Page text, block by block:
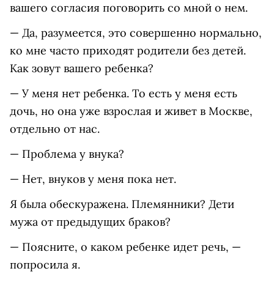
вашего согласия поговорить со мной о нем.
— Да, разумеется, это совершенно нормально,
ко мне часто приходят родители без детей.
Как зовут вашего ребенка?
— У меня нет ребенка. То есть у меня есть
дочь, но она уже взрослая и живет в Москве,
отдельно от нас.
— Проблема у внука?
— Нет, внуков у меня пока нет.
Я была обескуражена. Племянники? Дети
мужа от предыдущих браков?
— Поясните, о каком ребенке идет речь, —
попросила я.